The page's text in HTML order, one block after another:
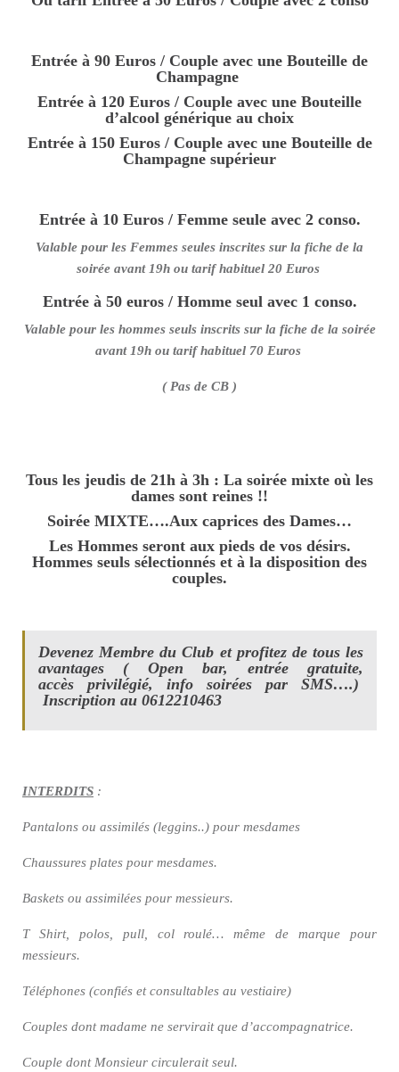
Entrée à 90 Euros / Couple avec une Bouteille de
Champagne
Entrée à 120 Euros / Couple avec une Bouteille
d’alcool générique au choix
Entrée à 150 Euros / Couple avec une Bouteille de
Champagne supérieur
Entrée à 10 Euros / Femme seule avec 2 conso.
Valable pour les Femmes seules inscrites sur la fiche de la
soirée avant 19h ou tarif habituel 20 Euros
Entrée à 50 euros / Homme seul avec 1 conso.
Valable pour les hommes seuls inscrits sur la fiche de la soirée
avant 19h ou tarif habituel 70 Euros
( Pas de CB )
Tous les jeudis de 21h à 3h : La soirée mixte où les
dames sont reines !!
Soirée MIXTE….Aux caprices des Dames…
Les Hommes seront aux pieds de vos désirs.
Hommes seuls sélectionnés et à la disposition des
couples.
Devenez Membre du Club et profitez de tous les
avantages ( Open bar, entrée gratuite,
accès privilégié, info soirées par SMS….)
Inscription au 0612210463
INTERDITS :
Pantalons ou assimilés (leggins..) pour mesdames
Chaussures plates pour mesdames.
Baskets ou assimilées pour messieurs.
T Shirt, polos, pull, col roulé… même de marque pour
messieurs.
Téléphones (confiés et consultables au vestiaire)
Couples dont madame ne servirait que d’accompagnatrice.
Couple dont Monsieur circulerait seul.